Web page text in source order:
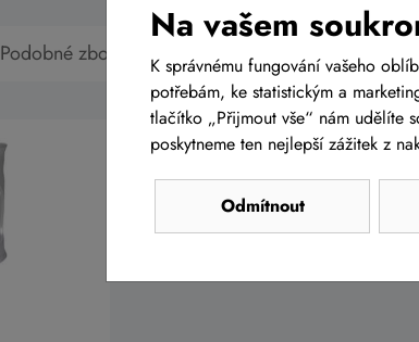
Podobné zboží v této cenové relaci
Na vašem
K správnému fungování vašeho
potřebám, ke statistickým a
tlačítko „Přijmout vše“ nám udělíte
poskytneme ten nejlepší zážitek z
Odmítnout